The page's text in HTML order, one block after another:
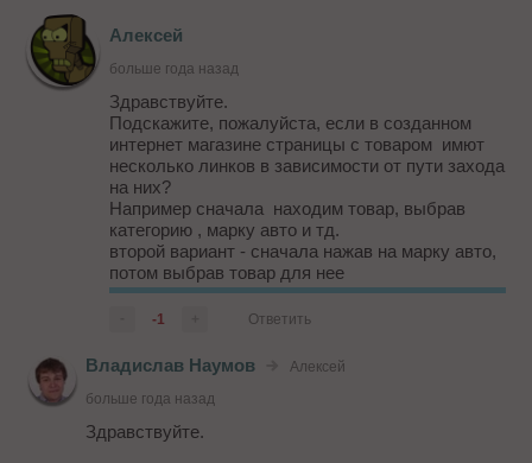
url-адресов с фрагментом /filter/ на url, который его
н...
Алексей
больше года назад
Здравствуйте.
Подскажите, пожалуйста, если в созданном
интернет магазине страницы с товаром имют
несколько линков в зависимости от пути захода
на них?
Например сначала находим товар, выбрав
категорию , марку авто и тд.
второй вариант - сначала нажав на марку авто,
потом выбрав товар для нее
в результате страница одна и та же и одним и
тем же товаром, но урлы разные, вот пример:
sedan/kovriki_v_avto/rezinovie_ko...
-1 Ответить
Владислав Наумов
Алексей
больше года назад
Здравствуйте.